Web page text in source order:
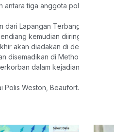
antara tiga anggota polis yang
Lapangan Terbang Pasukan
kemudian diiringi
akan diadakan di dewan
disemadikan di Methodist Grace
dalam kejadian itu ialah
Polis Weston, Beaufort.